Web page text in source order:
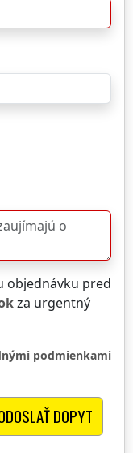
objednávku pred
za urgentný
podmienkami